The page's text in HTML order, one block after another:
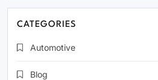
CATEGORIES
Automotive
Blog